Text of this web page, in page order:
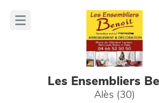
Les Ensembliers
Alès (30)